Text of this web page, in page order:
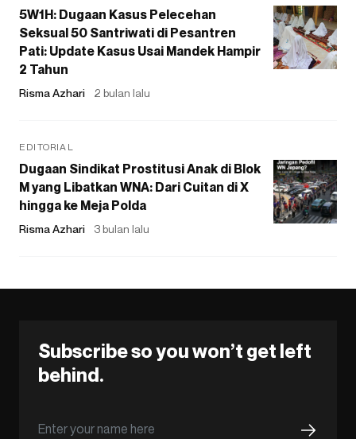
5W1H: Dugaan Kasus Pelecehan
Seksual 50 Santriwati di Pesantren
Pati: Update Kasus Usai Mandek Hampir
2 Tahun
Risma Azhari 2 bulan lalu
EDITORIAL
Dugaan Sindikat Prostitusi Anak di Blok
M yang Libatkan WNA: Dari Cuitan di X
hingga ke Meja Polda
Risma Azhari 3 bulan lalu
Subscribe so you won’t get left
behind.